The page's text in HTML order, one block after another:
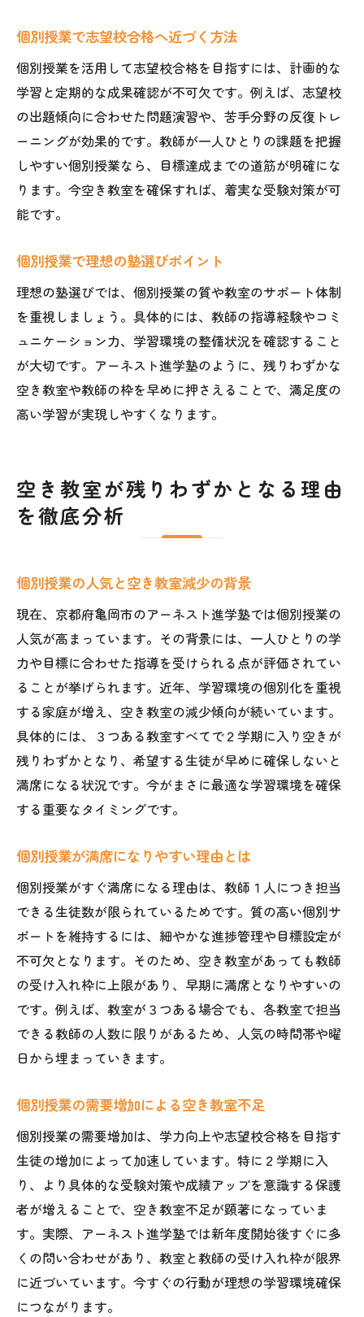
個別授業で志望校合格へ近づく方法
個別授業を活用して志望校合格を目指すには、計画的な
学習と定期的な成果確認が不可欠です。例えば、志望校
の出題傾向に合わせた問題演習や、苦手分野の反復トレ
ーニングが効果的です。教師が一人ひとりの課題を把握
しやすい個別授業なら、目標達成までの道筋が明確にな
ります。今空き教室を確保すれば、着実な受験対策が可
能です。
個別授業で理想の塾選びポイント
理想の塾選びでは、個別授業の質や教室のサポート体制
を重視しましょう。具体的には、教師の指導経験やコミ
ュニケーション力、学習環境の整備状況を確認すること
が大切です。アーネスト進学塾のように、残りわずかな
空き教室や教師の枠を早めに押さえることで、満足度の
高い学習が実現しやすくなります。
空き教室が残りわずかとなる理由
を徹底分析
個別授業の人気と空き教室減少の背景
現在、京都府亀岡市のアーネスト進学塾では個別授業の
人気が高まっています。その背景には、一人ひとりの学
力や目標に合わせた指導を受けられる点が評価されてい
ることが挙げられます。近年、学習環境の個別化を重視
する家庭が増え、空き教室の減少傾向が続いています。
具体的には、３つある教室すべてで２学期に入り空きが
残りわずかとなり、希望する生徒が早めに確保しないと
満席になる状況です。今がまさに最適な学習環境を確保
する重要なタイミングです。
個別授業が満席になりやすい理由とは
個別授業がすぐ満席になる理由は、教師１人につき担当
できる生徒数が限られているためです。質の高い個別サ
ポートを維持するには、細やかな進捗管理や目標設定が
不可欠となります。そのため、空き教室があっても教師
の受け入れ枠に上限があり、早期に満席となりやすいの
です。例えば、教室が３つある場合でも、各教室で担当
できる教師の人数に限りがあるため、人気の時間帯や曜
日から埋まっていきます。
個別授業の需要増加による空き教室不足
個別授業の需要増加は、学力向上や志望校合格を目指す
生徒の増加によって加速しています。特に２学期に入
り、より具体的な受験対策や成績アップを意識する保護
者が増えることで、空き教室不足が顕著になっていま
す。実際、アーネスト進学塾では新年度開始後すぐに多
くの問い合わせがあり、教室と教師の受け入れ枠が限界
に近づいています。今すぐの行動が理想の学習環境確保
につながります。